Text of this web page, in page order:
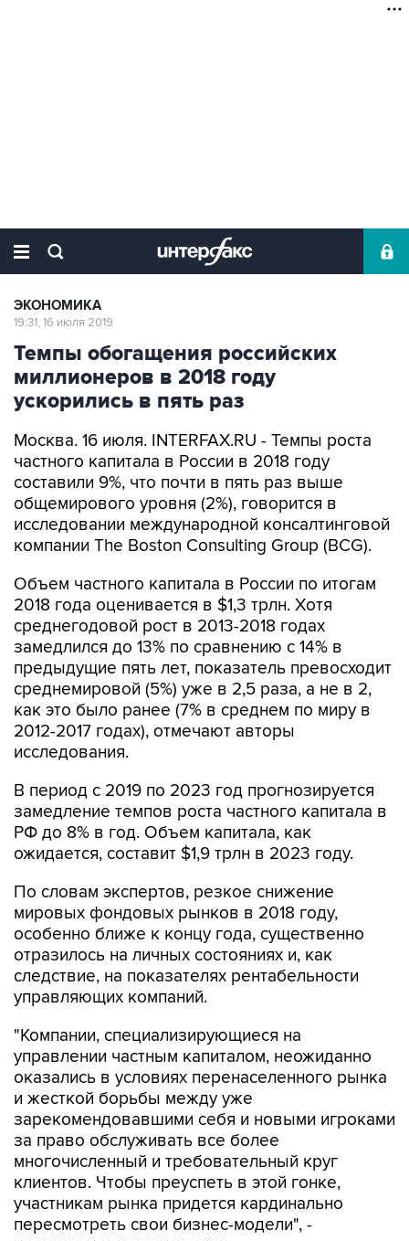
ЭКОНОМИКА
19:31, 16 июля 2019
Темпы обогащения российских
миллионеров в 2018 году
ускорились в пять раз
Москва. 16 июля. INTERFAX.RU - Темпы роста
частного капитала в России в 2018 году
составили 9%, что почти в пять раз выше
общемирового уровня (2%), говорится в
исследовании международной консалтинговой
компании The Boston Consulting Group (BCG).
Объем частного капитала в России по итогам
2018 года оценивается в $1,3 трлн. Хотя
среднегодовой рост в 2013-2018 годах
замедлился до 13% по сравнению с 14% в
предыдущие пять лет, показатель превосходит
среднемировой (5%) уже в 2,5 раза, а не в 2,
как это было ранее (7% в среднем по миру в
2012-2017 годах), отмечают авторы
исследования.
В период с 2019 по 2023 год прогнозируется
замедление темпов роста частного капитала в
РФ до 8% в год. Объем капитала, как
ожидается, составит $1,9 трлн в 2023 году.
По словам экспертов, резкое снижение
мировых фондовых рынков в 2018 году,
особенно ближе к концу года, существенно
отразилось на личных состояниях и, как
следствие, на показателях рентабельности
управляющих компаний.
"Компании, специализирующиеся на
управлении частным капиталом, неожиданно
оказались в условиях перенаселенного рынка
и жесткой борьбы между уже
зарекомендовавшими себя и новыми игроками
за право обслуживать все более
многочисленный и требовательный круг
клиентов. Чтобы преуспеть в этой гонке,
участникам рынка придется кардинально
пересмотреть свои бизнес-модели", -